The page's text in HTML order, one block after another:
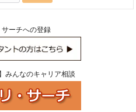
ーチへの登録
みんなのキャリア相談